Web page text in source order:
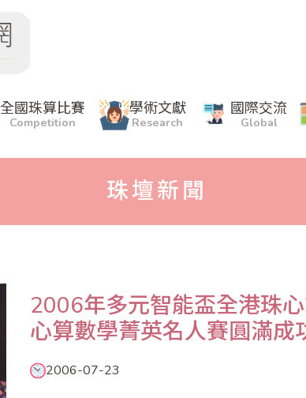
全國珠算比賽
Competition
學術文獻
Research
國際交流
Global
珠壇新聞
2006年多元智能盃全港珠
心算數學菁英名人賽圓滿成
2006-07-23